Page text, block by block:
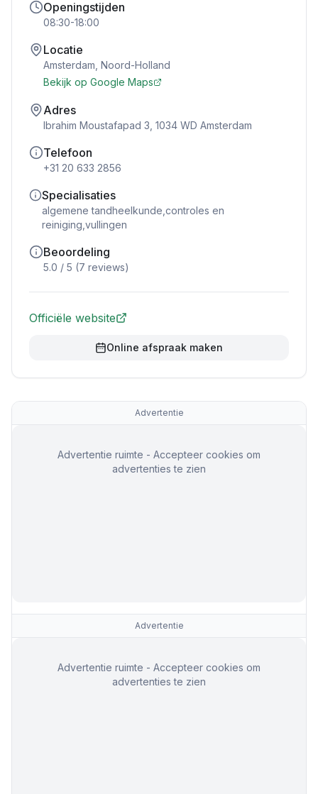
Openingstijden
08:30-18:00
Locatie
Amsterdam Noord-Holland
Bekijk op Google Maps
Adres
Ibrahim Moustafapad 3, 1034 WD Amsterdam
Telefoon
+31 20 633 2856
Specialisaties
algemene tandheelkunde,controles en
reiniging,vullingen
Beoordeling
5.0 / 5 (7 reviews)
Officiële website
Online afspraak maken
Advertentie
Advertentie ruimte - Accepteer cookies om
advertenties te zien
Advertentie
Advertentie ruimte - Accepteer cookies om
advertenties te zien